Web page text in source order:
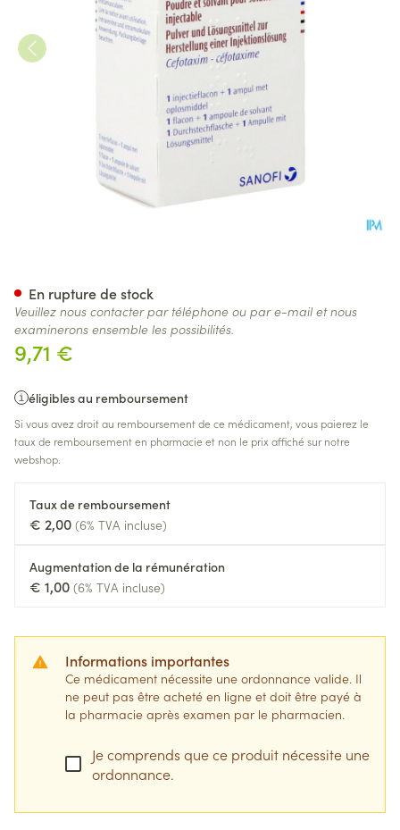
9,71 €
éligibles au remboursement
Si vous avez droit au remboursement de ce médicament, vous paierez le
taux de remboursement en pharmacie et non le prix affiché sur notre
webshop.
Taux de remboursement
€ 2,00 (6% TVA incluse)
Augmentation de la rémunération
€ 1,00 (6% TVA incluse)
Informations importantes
Ce médicament nécessite une ordonnance valide. Il
ne peut pas être acheté en ligne et doit être payé à
la pharmacie après examen par le pharmacien.
Je comprends que ce produit nécessite une
ordonnance.
En rupture de stock
Veuillez nous contacter par téléphone ou par e-mail et nous
examinerons ensemble les possibilités.